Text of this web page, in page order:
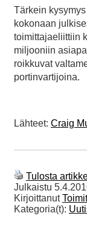
Tärkein
kokonaan
toimittajaeliittiin
miljooniin
roikkuvat
portinvartijoina.
Lähteet: Craig
Tulosta
Julkaistu
Kirjoittanut
Kategoria(t):